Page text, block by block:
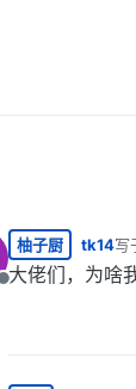
离线
柚子厨 tk14写
最
大佬们，为啥